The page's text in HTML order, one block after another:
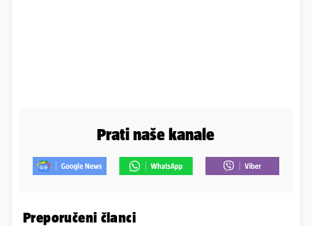
Prati naše kanale
Preporučeni članci